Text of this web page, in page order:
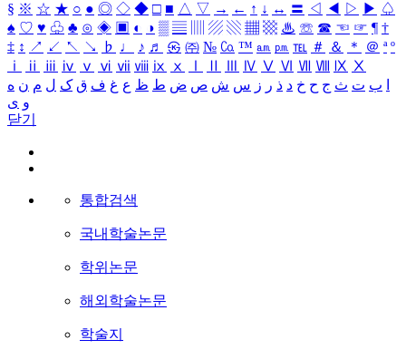
§ ※ ☆ ★ ○ ● ◎ ◇ ◆ □ ■ △ ▽ → ← ↑ ↓ ↔ 〓 ◁ ◀ ▷ ▶ ♤
♠ ♡ ♥ ♧ ♣ ⊙ ◈ ▣ ◐ ◑ ▒ ▤ ▨ ▧ ▦ ▩ ♨ ☏ ☎ ☜ ☞ ¶ †
‡ ↕ ↗ ↙ ↖ ↘ ♭ ♩ ♪ ♬ ㉿ ㈜ № ㏇ ™ ㏂ ㏘ ℡ ＃ ＆ ＊ ＠ ª º
ⅰ
ⅱ ⅲ ⅳ ⅴ ⅵ ⅶ ⅷ ⅸ ⅹ Ⅳ Ⅴ Ⅵ Ⅶ Ⅷ Ⅸ Ⅹ
ب ت ث ج ح خ د ذ ر ز س ش ص ض ط ظ ع غ ف ق ک ل م ن ه
و ی
닫기
통합검색
국내학술논문
학위논문
해외학술논문
학술지